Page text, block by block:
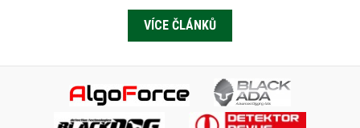
VÍCE ČLÁNKŮ